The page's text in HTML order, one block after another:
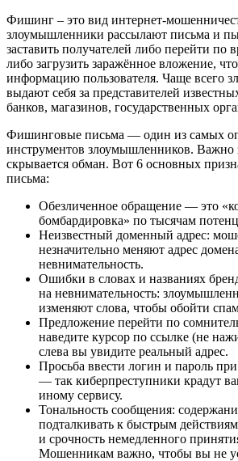
Фишинг – это вид интернет-
злоумышленники рассылают письма и
заставить получателей либо перейти по
либо загрузить заражённое вложение,
информацию пользователя. Чаще всего
выдают себя за представителей
банков, магазинов, государственных
Фишинговые письма — один из самых
инструментов злоумышленников. Важно
скрывается обман. Вот 6 основных
письма:
Обезличенное обращение — это
бомбардировка» по тысячам
Неизвестный доменный адрес:
незначительно меняют адрес
невнимательность.
Ошибки в словах и названиях
на невнимательность:
изменяют слова, чтобы обойти
Предложение перейти по
наведите курсор по ссылке (не
слева вы увидите реальный адрес.
Просьба ввести логин и пароль
— так киберпреступники крадут
иному сервису.
Тональность сообщения:
подталкивать к быстрым
и срочность немедленного
Мошенникам важно, чтобы вы не